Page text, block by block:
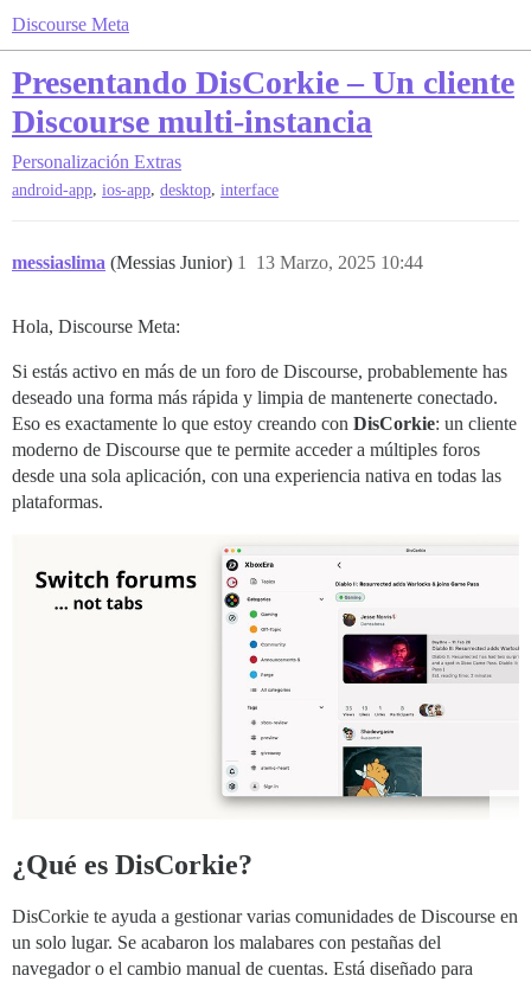
Discourse Meta
Presentando DisCorkie – Un cliente
Discourse multi-instancia
Personalización Extras
android-app, ios-app, desktop, interface
messiaslima (Messias Junior) 13 Marzo, 2025 10:44
1
Hola, Discourse Meta:
Si estás activo en más de un foro de Discourse, probablemente has
deseado una forma más rápida y limpia de mantenerte conectado.
Eso es exactamente lo que estoy creando con DisCorkie: un cliente
moderno de Discourse que te permite acceder a múltiples foros
desde una sola aplicación, con una experiencia nativa en todas las
plataformas.
¿Qué es DisCorkie?
DisCorkie te ayuda a gestionar varias comunidades de Discourse en
un solo lugar. Se acabaron los malabares con pestañas del
navegador o el cambio manual de cuentas. Está diseñado para